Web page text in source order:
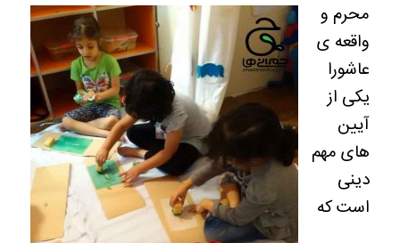
محرم و
واقعه ی
عاشورا
یکی از
آیین
های مهم
دینی
است که